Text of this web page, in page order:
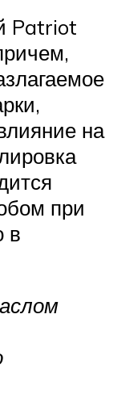
Patriot
на
при
в